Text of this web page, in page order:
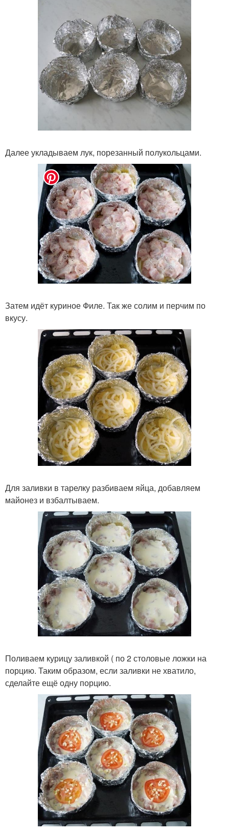
Далее укладываем лук, порезанный полукольцами.
Затем идёт куриное Филе. Так же солим и перчим по
вкусу.
Для заливки в тарелку разбиваем яйца, добавляем
майонез и взбалтываем.
Поливаем курицу заливкой ( по 2 столовые ложки на
порцию. Таким образом, если заливки не хватило,
сделайте ещё одну порцию.